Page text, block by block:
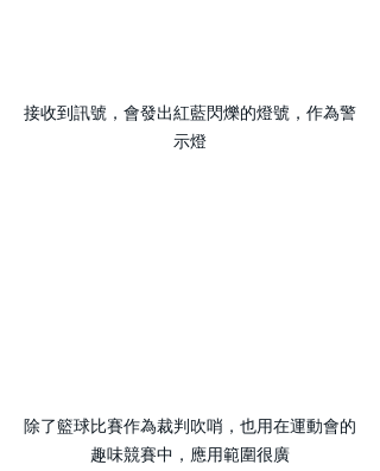
接收到訊號，會發出紅藍閃爍的燈號，作為警
示燈
除了籃球比賽作為裁判吹哨，也用在運動會的
趣味競賽中，應用範圍很廣